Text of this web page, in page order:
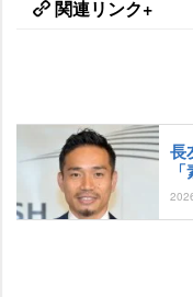
関連リンク+
長